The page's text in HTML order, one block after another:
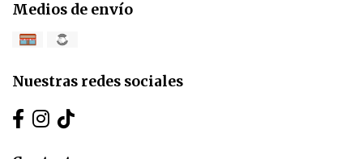
Medios de envío
Nuestras redes sociales